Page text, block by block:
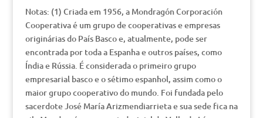
Notas: (1) Criada em 1956, a Mondragón Corporación
Cooperativa é um grupo de cooperativas e empresas
originárias do País Basco e, atualmente, pode ser
encontrada por toda a Espanha e outros países, como
Índia e Rússia. É considerada o primeiro grupo
empresarial basco e o sétimo espanhol, assim como o
maior grupo cooperativo do mundo. Foi fundada pelo
sacerdote José María Arizmendiarrieta e sua sede fica na